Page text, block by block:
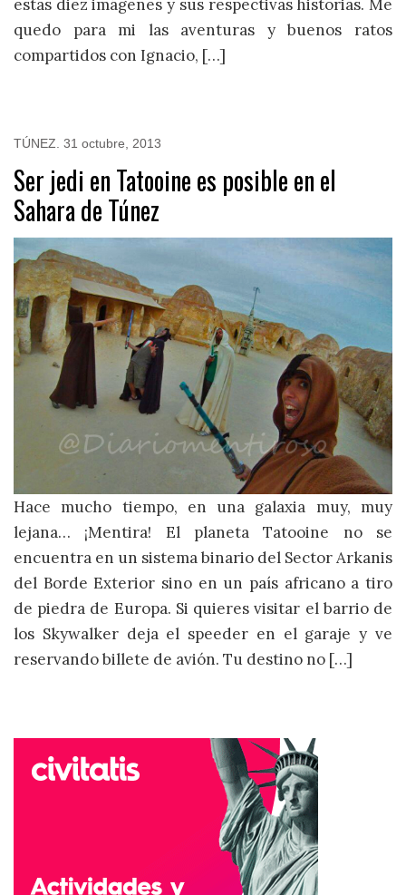
estas diez imágenes y sus respectivas historias. Me
quedo para mi las aventuras y buenos ratos
compartidos con Ignacio, […]
TÚNEZ. 31 octubre, 2013
Ser jedi en Tatooine es posible en el
Sahara de Túnez
Hace mucho tiempo, en una galaxia muy, muy
lejana… ¡Mentira! El planeta Tatooine no se
encuentra en un sistema binario del Sector Arkanis
del Borde Exterior sino en un país africano a tiro
de piedra de Europa. Si quieres visitar el barrio de
los Skywalker deja el speeder en el garaje y ve
reservando billete de avión. Tu destino no […]